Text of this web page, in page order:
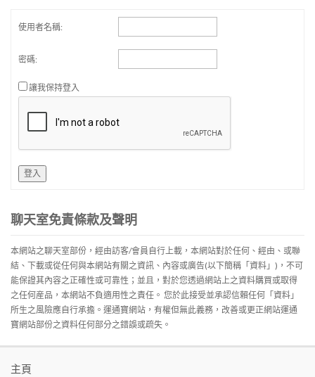
使用者名稱:
密碼:
讓我保持登入
登入
聊天室免責條款及聲明
本網站之聊天室部份，經由訪客/會員自行上載，本網站對於任何、經由、或聯
結、下載或從任何與本網站有關之資訊、內容或廣告(以下簡稱「資料」)，不可
能保證其內容之正確性或可靠性；並且，對於您透過網站上之資料購買或取得
之任何産品，本網站不負適用性之責任。 您於此接受並承認信賴任何「資料」
所生之風險應自行承擔。運通寶網站，有權但無此義務，改善或更正網站運通
寶網站部份之資料任何部分之錯誤或疏失。
主頁